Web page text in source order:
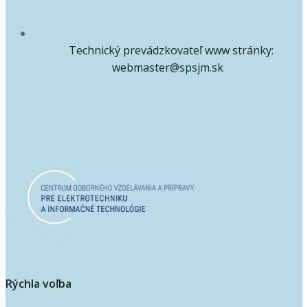
Technický prevádzkovateľ www stránky:
webmaster@spsjm.sk
Rýchla voľba